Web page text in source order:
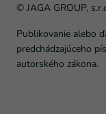
© JAGA GROUP,
Publikovanie alebo
predchádzajúceho
autorského zákona.